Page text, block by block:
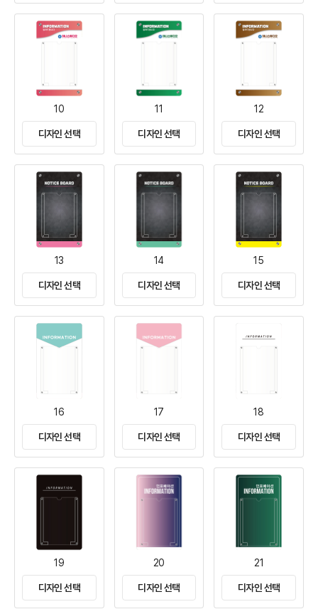
10
디자인 선택
11
디자인 선택
12
디자인 선택
13
디자인 선택
14
디자인 선택
15
디자인 선택
16
디자인 선택
17
디자인 선택
18
디자인 선택
19
디자인 선택
20
디자인 선택
21
디자인 선택